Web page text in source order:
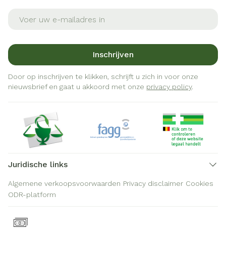
Inschrijven
Door op inschrijven te klikken, schrijft u zich in voor onze
nieuwsbrief en gaat u akkoord met onze privacy policy.
Juridische links
Algemene verkoopsvoorwaarden Privacy disclaimer Cookies
ODR-platform